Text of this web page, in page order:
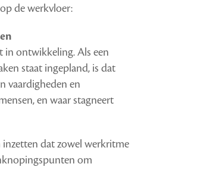
de werkvloer:
in ontwikkeling. Als een
staat ingepland, is dat
vaardigheden en
en waar stagneert
dat zowel werkritme
om